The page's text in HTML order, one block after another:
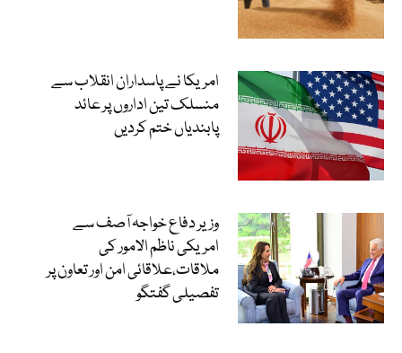
امریکا نے پاسداران انقلاب سے
منسلک تین اداروں پر عائد
پابندیاں ختم کردیں
وزیر دفاع خواجہ آصف سے
امریکی ناظم الامور کی
ملاقات،علاقائی امن اور تعاون پر
تفصیلی گفتگو